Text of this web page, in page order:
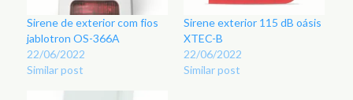
Sirene de exterior com fios
jablotron OS-366A
22/06/2022
Similar post
Sirene exterior 115 dB oásis
XTEC-B
22/06/2022
Similar post